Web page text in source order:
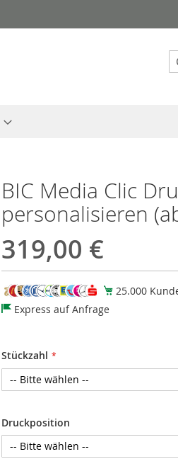
BIC Media Clic
personalisieren
319,00 €
25.000
Express auf Anfrage
Stückzahl
Druckposition